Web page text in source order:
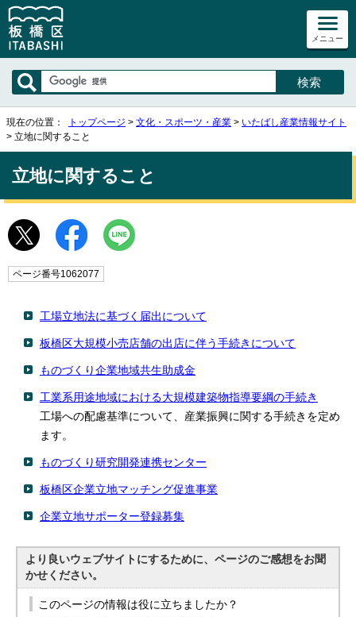
メニュー
現在の位置： トップページ > 文化・スポーツ・産業 > いたばし産業情報サイト
> 立地に関すること
立地に関すること
ページ番号1062077
工場立地法に基づく届出について
板橋区大規模小売店舗の出店に伴う手続きについて
ものづくり企業地域共生助成金
工業系用途地域における大規模建築物指導要綱の手続き
工場への配慮基準について、産業振興に関する手続きを定め
ます。
ものづくり研究開発連携センター
板橋区企業立地マッチング促進事業
企業立地サポーター登録募集
より良いウェブサイトにするために、ページのご感想をお聞
かせください。
このページの情報は役に立ちましたか？